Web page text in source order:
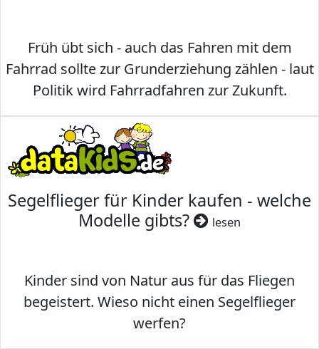
Früh übt sich - auch das Fahren mit dem
Fahrrad sollte zur Grunderziehung zählen - laut
Politik wird Fahrradfahren zur Zukunft.
Segelflieger für Kinder kaufen - welche
Modelle gibts?
lesen
Kinder sind von Natur aus für das Fliegen
begeistert. Wieso nicht einen Segelflieger
werfen?